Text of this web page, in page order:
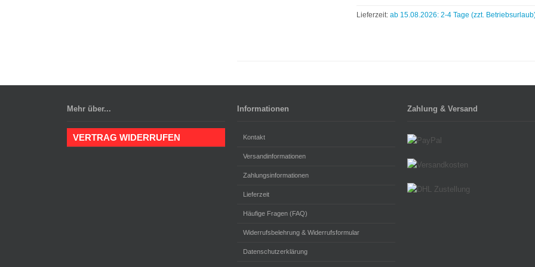
Lieferzeit:ab 15.08.2026: 2-4 Tage (zzt.
Mehr über...
VERTRAG WIDERRUFEN
Informationen
Kontakt
Versandinformationen
Zahlungsinformationen
Lieferzeit
Häufige Fragen (FAQ)
Widerrufsbelehrung & Widerrufsformular
Datenschutzerklärung
Zahlung & Versand